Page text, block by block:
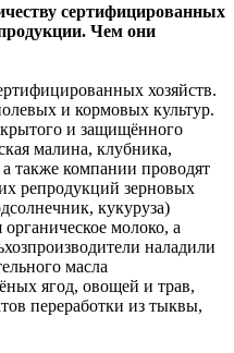
сертифицированных
Чем они
хозяйств.
и кормовых культур.
и защищённого
малина, клубника,
также компании проводят
репродукций зерновых
кукуруза)
молоко, а
наладили
масла
ягод, овощей и трав,
переработки из тыквы,